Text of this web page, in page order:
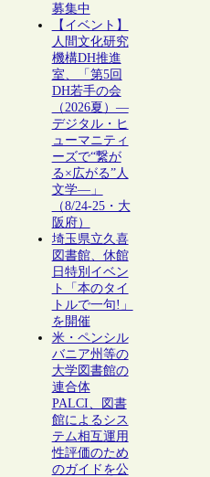
募集中
【イベント】
人間文化研究
機構DH推進
室、「第5回
DH若手の会
（2026夏）―
デジタル・ヒ
ューマニティ
ーズで“繋が
る×広がる”人
文学―」
（8/24-25・大
阪府）
埼玉県立久喜
図書館、休館
日特別イベン
ト「本のタイ
トルで一句!」
を開催
米・ペンシル
バニア州等の
大学図書館の
連合体
PALCI、図書
館によるシス
テム相互運用
性評価のため
のガイドを公